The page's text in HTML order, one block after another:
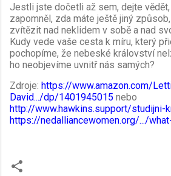
Jestli jste dočetli až sem, dejte vědět,
zapomněl, zda máte ještě jiný
zvítězit nad neklidem v sobě a nad
Kudy vede vaše cesta k míru, který
pochopíme, že nebeské království
ho neobjevíme uvnitř nás samých?
Zdroje: https://www.amazon.com/
David.../dp/1401945015 nebo
http://www.hawkins.support/studijni-
https://nedalliancewomen.org/.../